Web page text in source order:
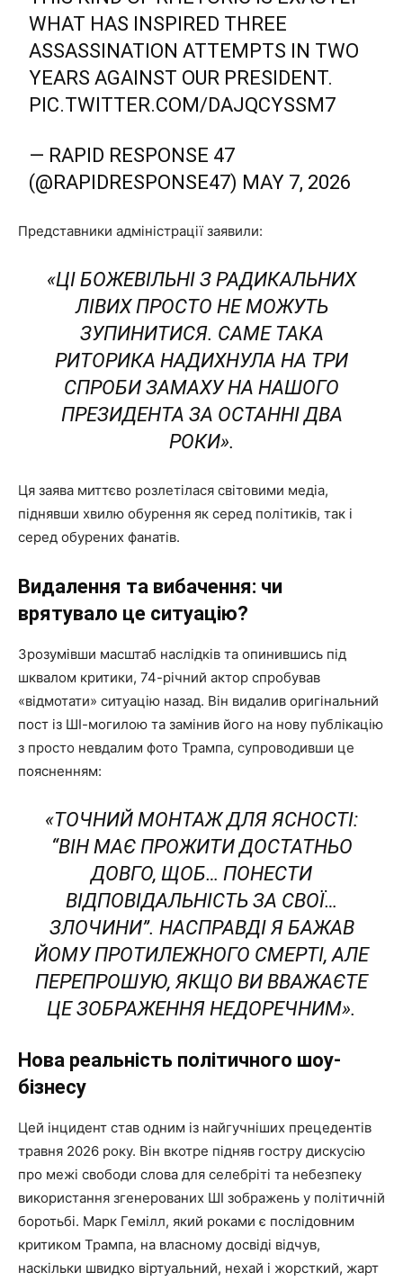
WHAT HAS INSPIRED THREE
ASSASSINATION ATTEMPTS IN TWO
YEARS AGAINST OUR PRESIDENT.
PIC.TWITTER.COM/DAJQCYSSM7
— RAPID RESPONSE 47
(@RAPIDRESPONSE47) MAY 7, 2026
Представники адміністрації заявили:
«ЦІ БОЖЕВІЛЬНІ З РАДИКАЛЬНИХ
ЛІВИХ ПРОСТО НЕ МОЖУТЬ
ЗУПИНИТИСЯ. САМЕ ТАКА
РИТОРИКА НАДИХНУЛА НА ТРИ
СПРОБИ ЗАМАХУ НА НАШОГО
ПРЕЗИДЕНТА ЗА ОСТАННІ ДВА
РОКИ».
Ця заява миттєво розлетілася світовими медіа,
піднявши хвилю обурення як серед політиків, так і
серед обурених фанатів.
Видалення та вибачення: чи
врятувало це ситуацію?
Зрозумівши масштаб наслідків та опинившись під
шквалом критики, 74-річний актор спробував
«відмотати» ситуацію назад. Він видалив оригінальний
пост із ШІ-могилою та замінив його на нову публікацію
з просто невдалим фото Трампа, супроводивши це
поясненням:
«ТОЧНИЙ МОНТАЖ ДЛЯ ЯСНОСТІ:
“ВІН МАЄ ПРОЖИТИ ДОСТАТНЬО
ДОВГО, ЩОБ… ПОНЕСТИ
ВІДПОВІДАЛЬНІСТЬ ЗА СВОЇ…
ЗЛОЧИНИ”. НАСПРАВДІ Я БАЖАВ
ЙОМУ ПРОТИЛЕЖНОГО СМЕРТІ, АЛЕ
ПЕРЕПРОШУЮ, ЯКЩО ВИ ВВАЖАЄТЕ
ЦЕ ЗОБРАЖЕННЯ НЕДОРЕЧНИМ».
Нова реальність політичного шоу-
бізнесу
Цей інцидент став одним із найгучніших прецедентів
травня 2026 року. Він вкотре підняв гостру дискусію
про межі свободи слова для селебріті та небезпеку
використання згенерованих ШІ зображень у політичній
боротьбі. Марк Гемілл, який роками є послідовним
критиком Трампа, на власному досвіді відчув,
наскільки швидко віртуальний, нехай і жорсткий, жарт